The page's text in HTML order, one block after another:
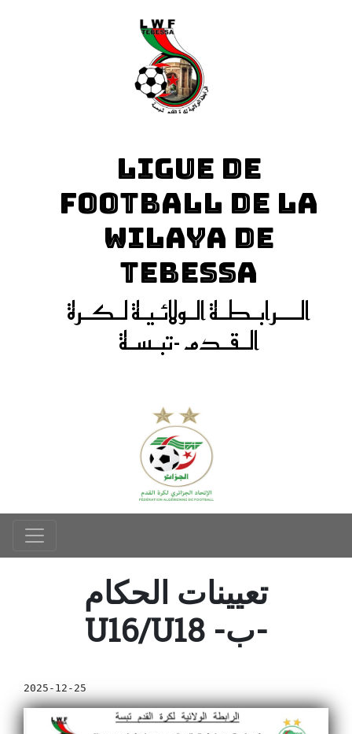
LIGUE DE
FOOTBALL DE LA
WILAYA DE
TEBESSA
الـــرابـطـة الـولائـيـة لـكـرة
الـقـدم -تبـسـة
تعيينات الحكام
U16/U18 -ب-
2025-12-25